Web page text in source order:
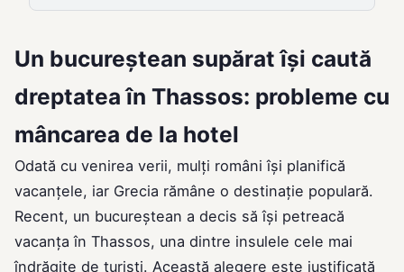
Un bucureștean supărat își caută
dreptatea în Thassos: probleme cu
mâncarea de la hotel
Odată cu venirea verii, mulți români își planifică
vacanțele, iar Grecia rămâne o destinație populară.
Recent, un bucureștean a decis să își petreacă
vacanța în Thassos, una dintre insulele cele mai
îndrăgite de turiști. Această alegere este justificată